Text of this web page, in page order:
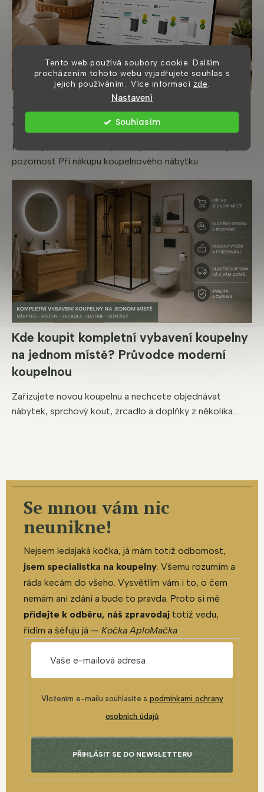
Tento web používá soubory cookie. Dalším
procházením tohoto webu vyjadřujete souhlas s
jejich používáním.. Více informací zde
Nastavení
Souhlasím
Jak nakoupit koupelnový nábytek online
a nešlápnout vedle
Příklady moderních koupelnových sestav, které stojí za
pozornost Při nákupu koupelnového nábytku ...
Kde koupit kompletní vybavení koupelny
na jednom místě? Průvodce moderní
koupelnou
Zařizujete novou koupelnu a nechcete objednávat
nábytek, sprchový kout, zrcadlo a doplňky z několika...
Se mnou vám nic
neunikne!
Nejsem ledajaká kočka, já mám totiž odbornost,
jsem specialistka na koupelny. Všemu rozumím a
ráda kecám do všeho. Vysvětlím vám i to, o čem
nemám ani zdání a bude to pravda. Proto si mě
přidejte k odběru, náš zpravodaj totiž vedu,
řídím a šéfuju já — Kočka AploMačka
Vložením e-mailu souhlasíte s podmínkami ochrany
osobních údajů
PŘIHLÁSIT SE DO NEWSLETTERU